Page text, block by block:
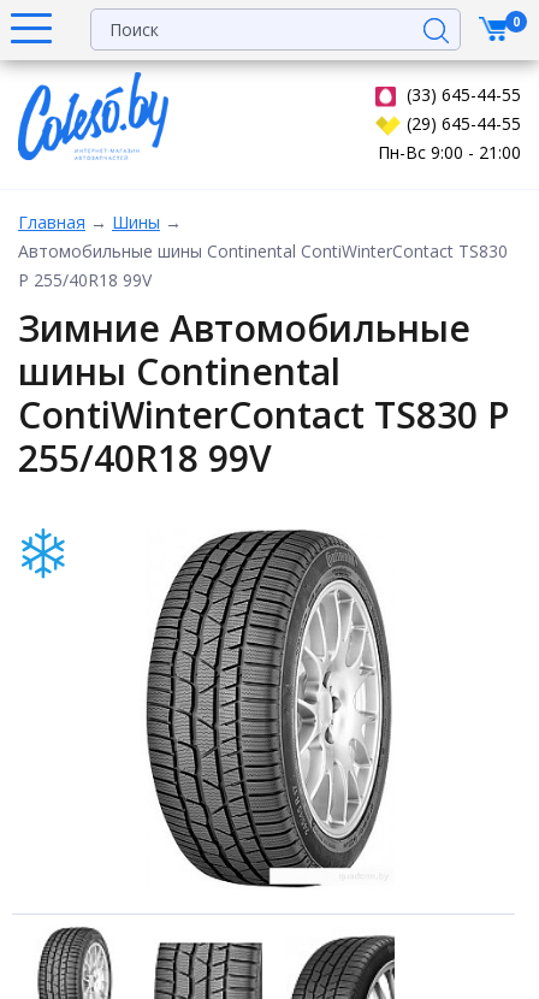
(33) 645-44-55
(29) 645-44-55
Пн-Вс 9:00 - 21:00
0
Главная → Шины →
Автомобильные шины Continental ContiWinterContact TS830
P 255/40R18 99V
Зимние Автомобильные
шины Continental
ContiWinterContact TS830 P
255/40R18 99V